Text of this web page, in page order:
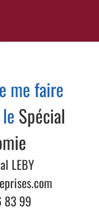
me faire
Spécial
LEBY
83 99